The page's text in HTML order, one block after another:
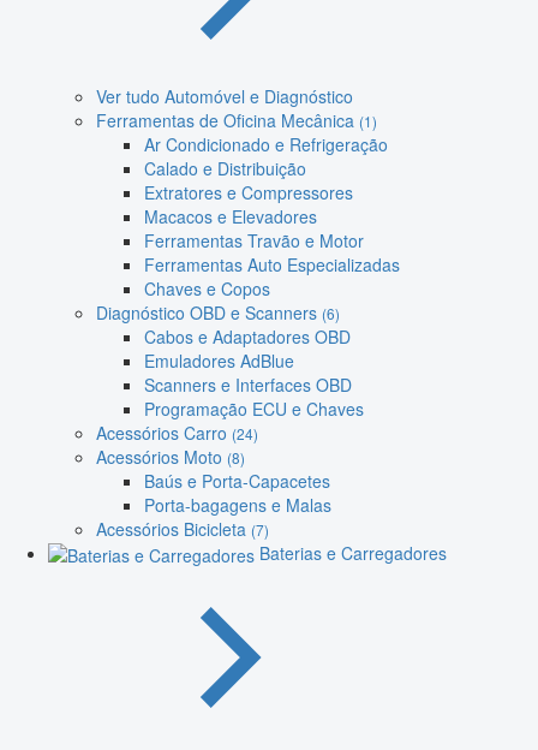
Ver tudo Automóvel e Diagnóstico
Ferramentas de Oficina Mecânica (1)
Ar Condicionado e Refrigeração
Calado e Distribuição
Extratores e Compressores
Macacos e Elevadores
Ferramentas Travão e Motor
Ferramentas Auto Especializadas
Chaves e Copos
Diagnóstico OBD e Scanners (6)
Cabos e Adaptadores OBD
Emuladores AdBlue
Scanners e Interfaces OBD
Programação ECU e Chaves
Acessórios Carro (24)
Acessórios Moto (8)
Baús e Porta-Capacetes
Porta-bagagens e Malas
Acessórios Bicicleta (7)
Baterias e Carregadores